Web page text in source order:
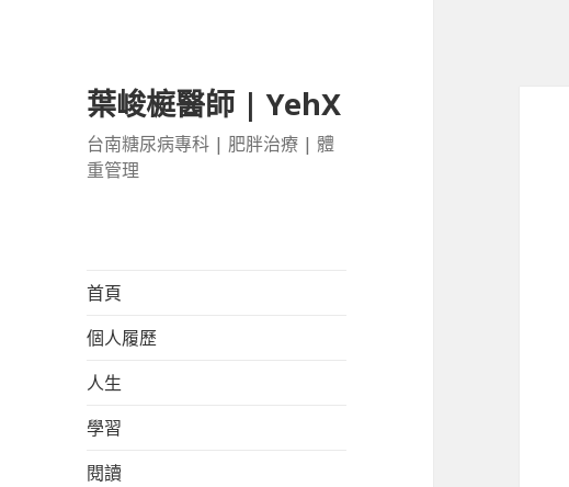
葉峻榳醫師 | YehX
台南糖尿病專科 | 肥胖治療 | 體
重管理
首頁
個人履歷
人生
學習
閱讀